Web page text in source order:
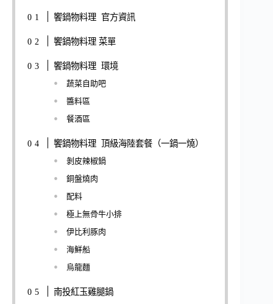
饗鍋物料理 官方資訊
饗鍋物料理 菜單
饗鍋物料理 環境
蔬菜自助吧
醬料區
餐酒區
饗鍋物料理 頂級海陸套餐（一鍋一燒）
剝皮辣椒鍋
銅盤燒肉
配料
極上無骨牛小排
伊比利豚肉
海鮮船
烏龍麵
南投紅玉雞腿鍋